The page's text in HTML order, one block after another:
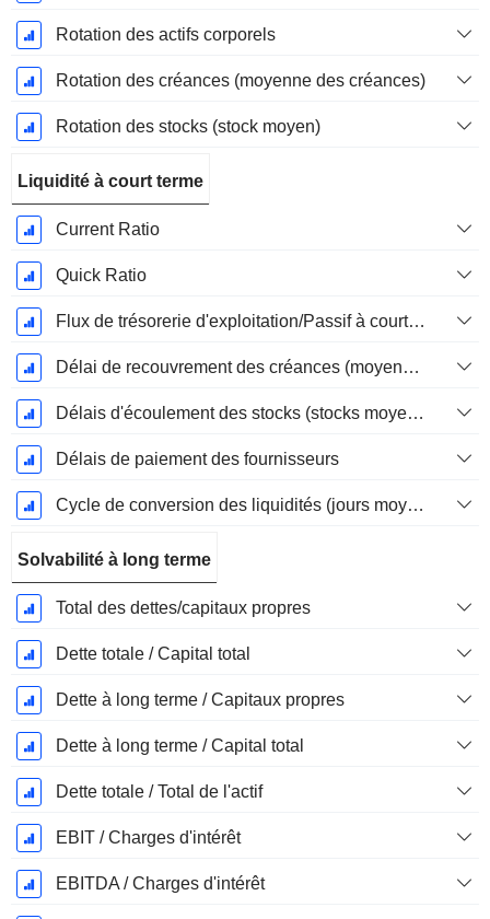
Rotation des actifs corporels
Rotation des créances (moyenne des créances)
Rotation des stocks (stock moyen)
Liquidité à court terme
Current Ratio
Quick Ratio
Flux de trésorerie d'exploitation/Passif à court terme
Délai de recouvrement des créances (moyenne des créances)
Délais d'écoulement des stocks (stocks moyens)
Délais de paiement des fournisseurs
Cycle de conversion des liquidités (jours moyens)
Solvabilité à long terme
Total des dettes/capitaux propres
Dette totale / Capital total
Dette à long terme / Capitaux propres
Dette à long terme / Capital total
Dette totale / Total de l'actif
EBIT / Charges d'intérêt
EBITDA / Charges d'intérêt